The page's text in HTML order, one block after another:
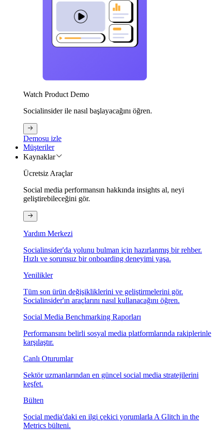
Watch Product Demo
Socialinsider ile nasıl başlayacağını öğren.
Demosu izle
Müşteriler
Kaynaklar
Ücretsiz Araçlar
Social media performansın hakkında insights al, neyi
geliştirebileceğini gör.
Yardım Merkezi
Socialinsider'da yolunu bulman için hazırlanmış bir rehber.
Hızlı ve sorunsuz bir onboarding deneyimi yaşa.
Yenilikler
Tüm son ürün değişikliklerini ve geliştirmelerini gör.
Socialinsider'ın araçlarını nasıl kullanacağını öğren.
Social Media Benchmarking Raporları
Performansını belirli sosyal media platformlarında rakiplerinle
karşılaştır.
Canlı Oturumlar
Sektör uzmanlarından en güncel social media stratejilerini
keşfet.
Bülten
Social media'daki en ilgi çekici yorumlarla A Glitch in the
Metrics bülteni.